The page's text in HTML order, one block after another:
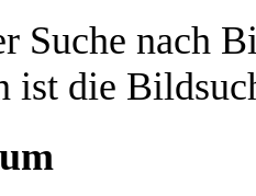
Suche nach
ist die